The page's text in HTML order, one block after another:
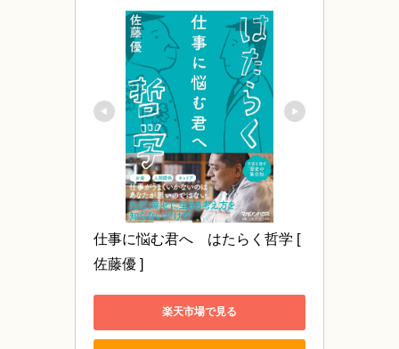
仕事に悩む君へ　はたらく哲学 [
佐藤優 ]
楽天市場で見る